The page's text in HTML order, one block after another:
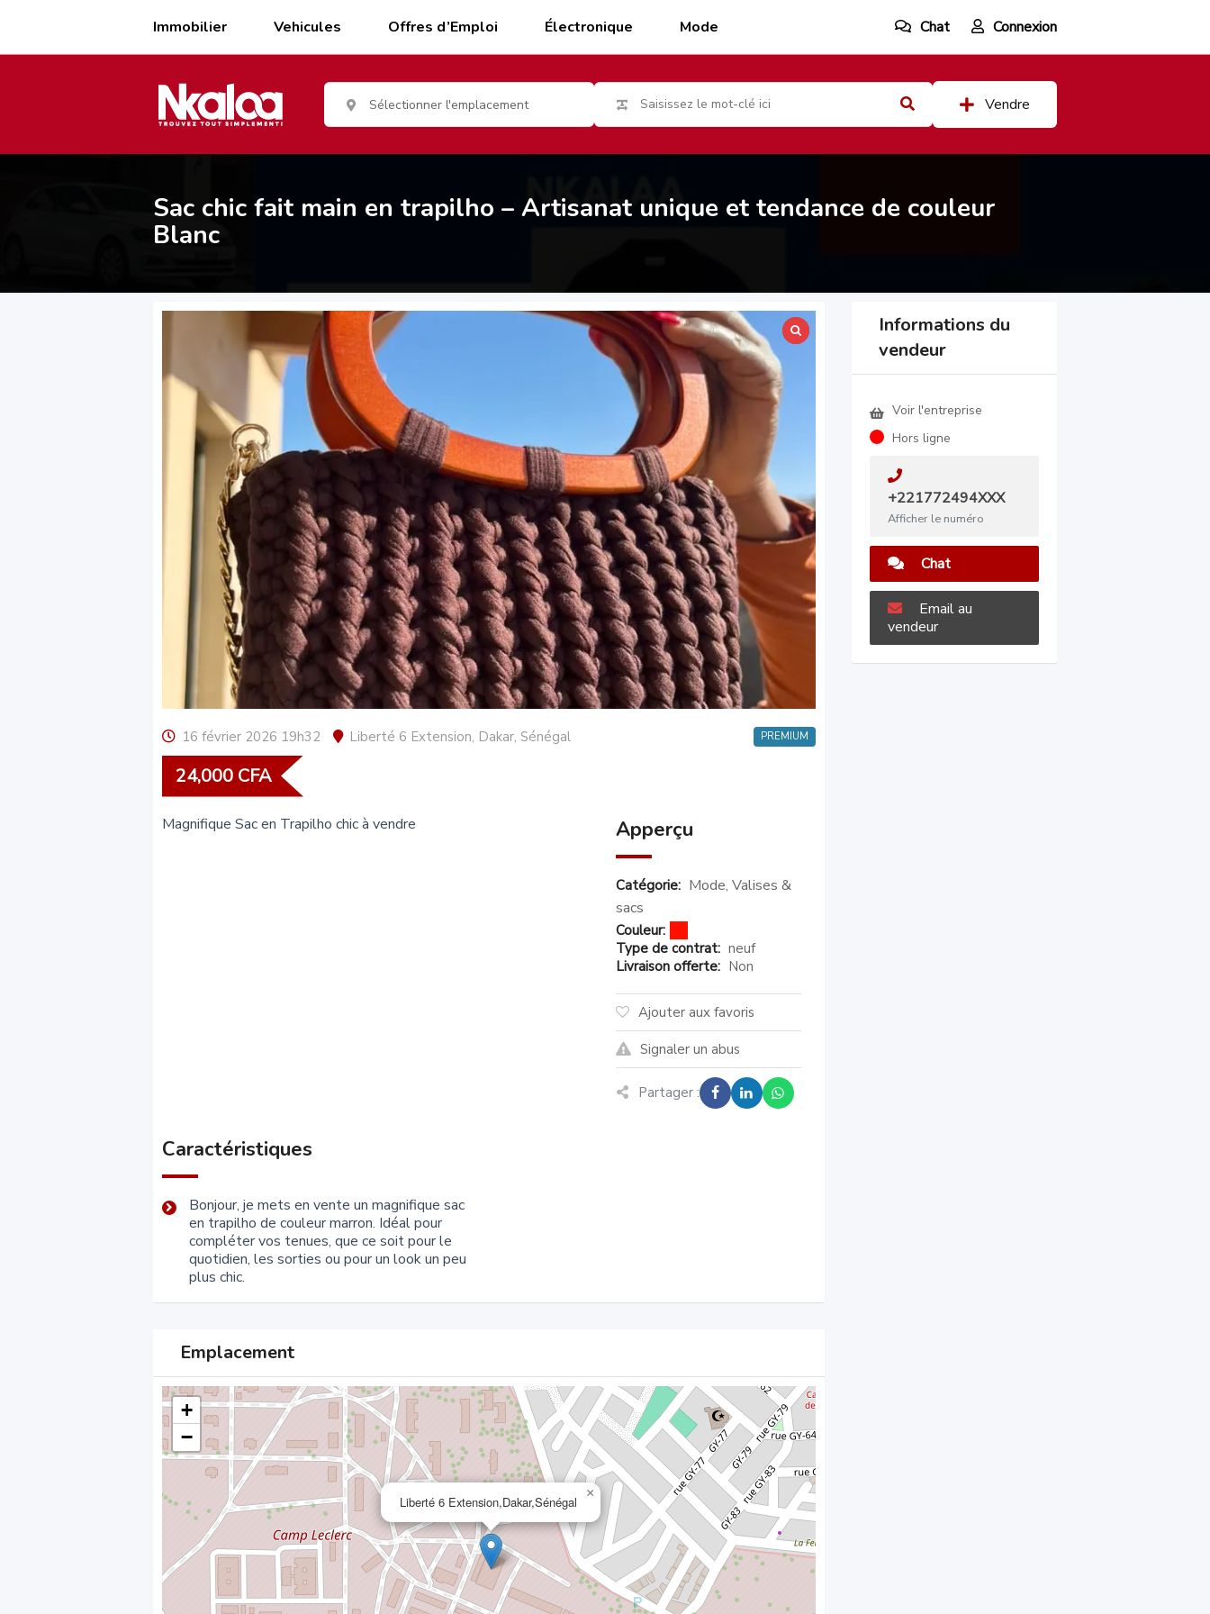
Immobilier Vehicules Offres d’Emploi Électronique Mode Chat Connexion
Sélectionner l'emplacement Vendre
Sac chic fait main en trapilho – Artisanat unique et tendance de couleur
Blanc
16 février 2026 19h32 Liberté 6 Extension, Dakar, Sénégal PREMIUM
24,000 CFA
Magnifique Sac en Trapilho chic à vendre Apperçu
Catégorie: Mode, Valises &
sacs
Couleur:
Type de contrat: neuf
Livraison offerte: Non
Ajouter aux favoris
Signaler un abus
Partager :
Caractéristiques
Bonjour, je mets en vente un magnifique sac
en trapilho de couleur marron. Idéal pour
compléter vos tenues, que ce soit pour le
quotidien, les sorties ou pour un look un peu
plus chic.
Emplacement
Liberté 6 Extension,Dakar,Sénégal
×
+
−
Informations du
vendeur
Voir l'entreprise
Hors ligne
+221772494XXX
Afficher le numéro
Chat
Email au
vendeur